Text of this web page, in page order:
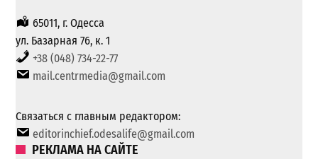
65011, г. Одесса
ул. Базарная 76, к. 1
+38 (048) 734-22-77
mail.centrmedia@gmail.com
Связаться с главным редактором:
editorinchief.odesalife@gmail.com
РЕКЛАМА НА САЙТЕ